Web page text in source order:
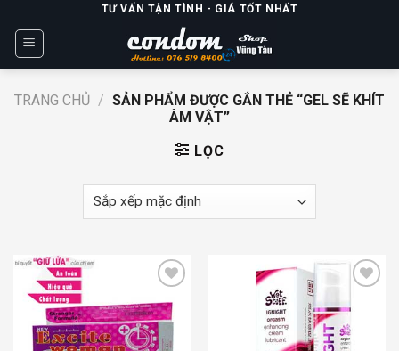
content
TƯ VẤN TẬN TÌNH - GIÁ TỐT NHẤT
TRANG CHỦ / SẢN PHẨM ĐƯỢC GẮN THẺ “GEL SẼ KHÍT
ÂM VẬT”
LỌC
Add to
wishlist
Add to
wishlist